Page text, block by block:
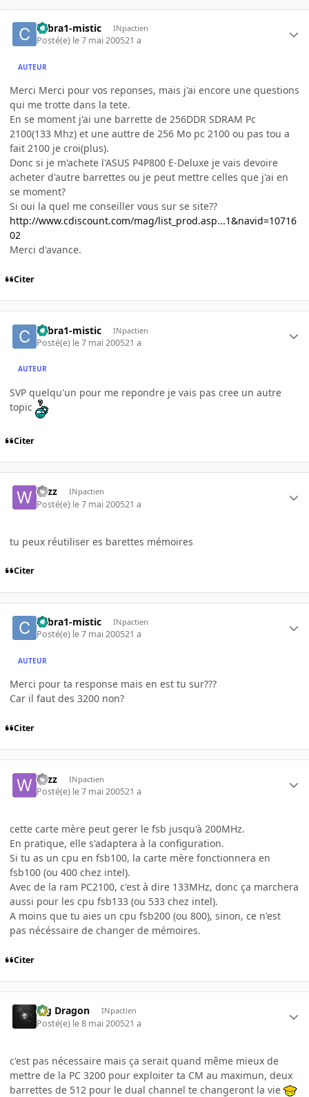
cobra1-mistic INpactien
Posté(e) le 7 mai 200521 a
AUTEUR
Merci Merci pour vos reponses, mais j'ai encore une questions
qui me trotte dans la tete.
En se moment j'ai une barrette de 256DDR SDRAM Pc
2100(133 Mhz) et une auttre de 256 Mo pc 2100 ou pas tou a
fait 2100 je croi(plus).
Donc si je m'achete l'ASUS P4P800 E-Deluxe je vais devoire
acheter d'autre barrettes ou je peut mettre celles que j'ai en
se moment?
Si oui la quel me conseiller vous sur se site??
http://www.cdiscount.com/mag/list_prod.asp...1&navid=10716
02
Merci d'avance.
Citer
cobra1-mistic INpactien
Posté(e) le 7 mai 200521 a
AUTEUR
SVP quelqu'un pour me repondre je vais pas cree un autre
topic
Citer
wizz INpactien
Posté(e) le 7 mai 200521 a
tu peux réutiliser es barettes mémoires
Citer
cobra1-mistic INpactien
Posté(e) le 7 mai 200521 a
AUTEUR
Merci pour ta response mais en est tu sur???
Car il faut des 3200 non?
Citer
wizz INpactien
Posté(e) le 7 mai 200521 a
cette carte mère peut gerer le fsb jusqu'à 200MHz.
En pratique, elle s'adaptera à la configuration.
Si tu as un cpu en fsb100, la carte mère fonctionnera en
fsb100 (ou 400 chez intel).
Avec de la ram PC2100, c'est à dire 133MHz, donc ça marchera
aussi pour les cpu fsb133 (ou 533 chez intel).
A moins que tu aies un cpu fsb200 (ou 800), sinon, ce n'est
pas nécéssaire de changer de mémoires.
Citer
Big Dragon INpactien
Posté(e) le 8 mai 200521 a
c'est pas nécessaire mais ça serait quand même mieux de
mettre de la PC 3200 pour exploiter ta CM au maximun, deux
barrettes de 512 pour le dual channel te changeront la vie